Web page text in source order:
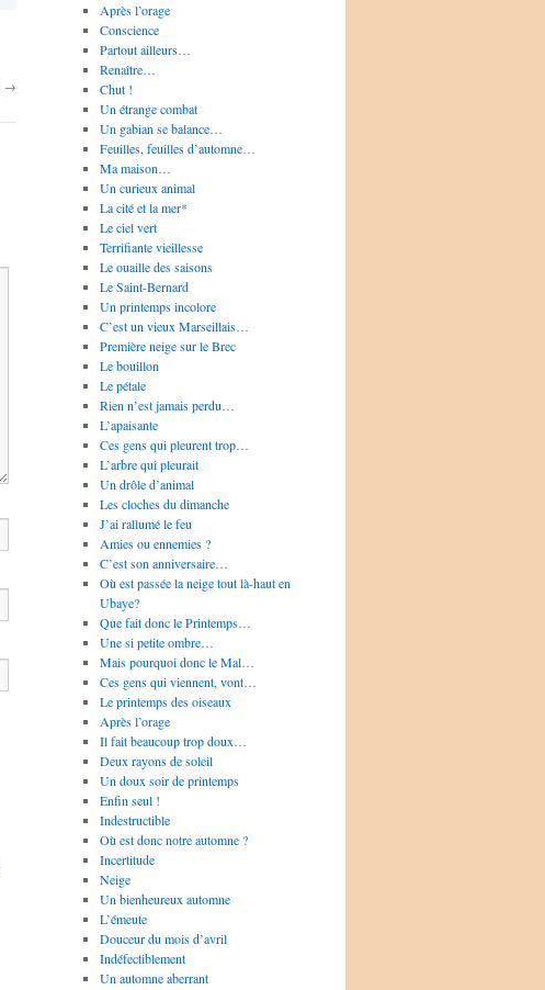
→
Après l’orage
Conscience
Partout ailleurs…
Renaître…
Chut !
Un étrange combat
Un gabian se balance…
Feuilles, feuilles d’automne…
Ma maison…
Un curieux animal
La cité et la mer*
Le ciel vert
Terrifiante vieillesse
Le ouaille des saisons
Le Saint-Bernard
Un printemps incolore
C’est un vieux Marseillais…
Première neige sur le Brec
Le bouillon
Le pétale
Rien n’est jamais perdu…
L’apaisante
Ces gens qui pleurent trop…
L’arbre qui pleurait
Un drôle d’animal
Les cloches du dimanche
J’ai rallumé le feu
Amies ou ennemies ?
C’est son anniversaire…
Où est passée la neige tout là-haut en
Ubaye?
Que fait donc le Printemps…
Une si petite ombre…
Mais pourquoi donc le Mal…
Ces gens qui viennent, vont…
Le printemps des oiseaux
Après l’orage
Il fait beaucoup trop doux…
Deux rayons de soleil
Un doux soir de printemps
Enfin seul !
Indestructible
Où est donc notre automne ?
Incertitude
Neige
Un bienheureux automne
L’émeute
Douceur du mois d’avril
Indéfectiblement
Un automne aberrant